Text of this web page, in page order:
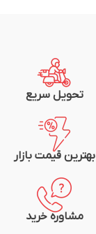
تحویل سریع
بهترین قیمت بازار
مشاوره خرید